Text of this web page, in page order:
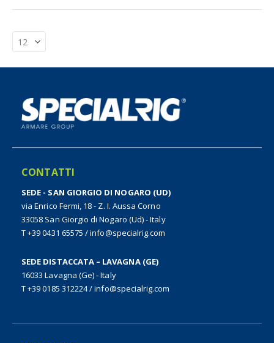
CONTATTI
SEDE - SAN GIORGIO DI NOGARO (UD)
via Enrico Fermi, 18 - Z. I. Aussa Corno
33058 San Giorgio di Nogaro (Ud) - Italy
T +39 0431 65575 /info@specialrig.com
SEDE DISTACCATA – LAVAGNA (GE)
16033 Lavagna (Ge) - Italy
T +39 0185 312224/info@specialrig.com